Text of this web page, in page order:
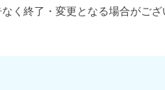
く終了・変更となる場合がござ